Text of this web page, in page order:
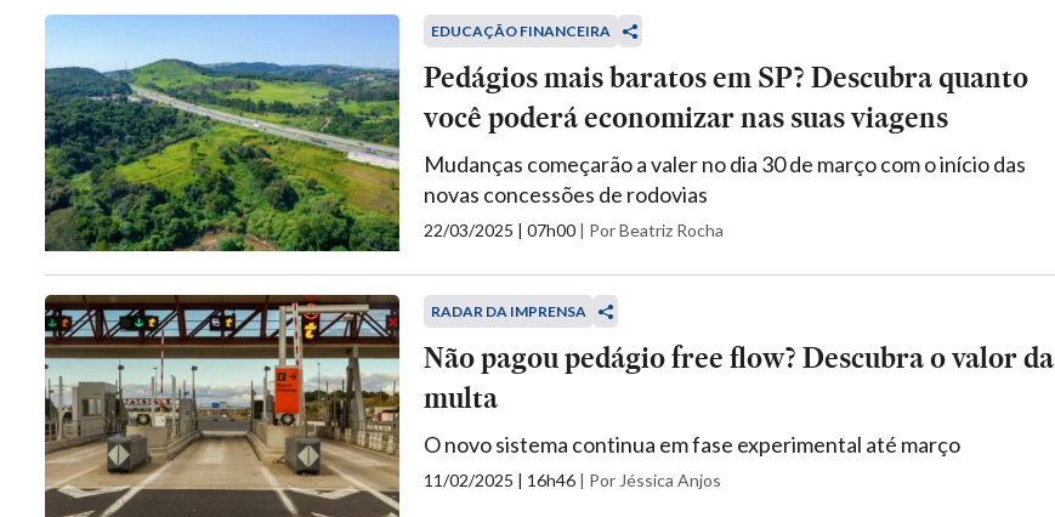
EDUCAÇÃO FINANCEIRA
Pedágios mais baratos em SP? Descubra quanto
você poderá economizar nas suas viagens
Mudanças começarão a valer no dia 30 de março com o início das
novas concessões de rodovias
22/03/2025 | 07h00 | Por Beatriz Rocha
RADAR DA IMPRENSA
Não pagou pedágio free flow? Descubra o valor da
multa
O novo sistema continua em fase experimental até março
11/02/2025 | 16h46 | Por Jéssica Anjos